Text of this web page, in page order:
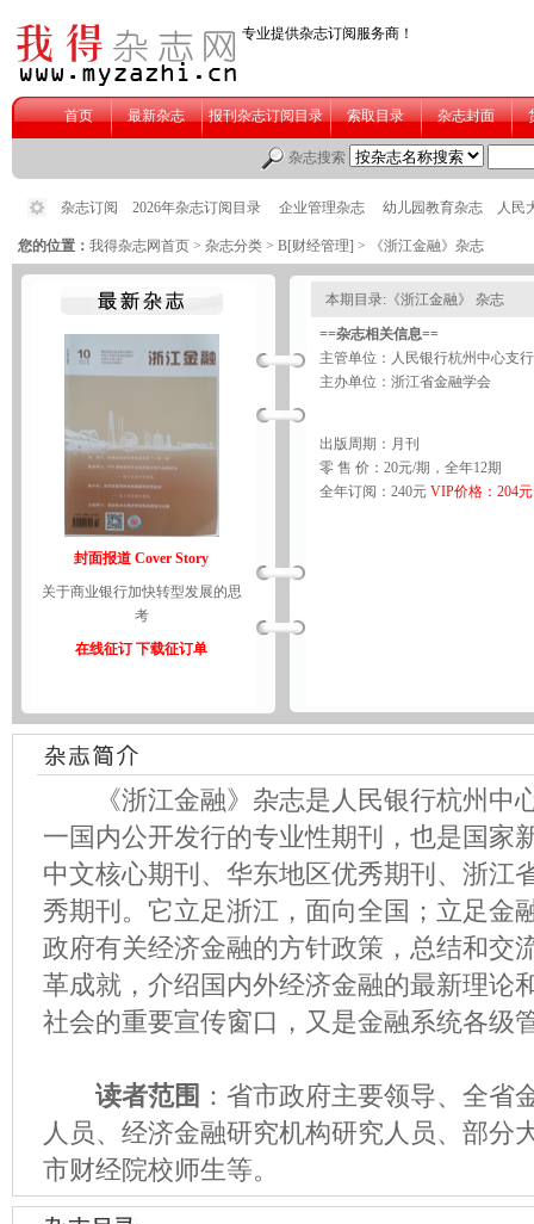
您的位置： 我得杂志网首页 > 杂志分类 > B[财经管理] > 《浙江金融》杂志
封面报道 Cover Story
关于商业银行加快转型发展的思
考
在线征订 下载征订单
本期目录:《浙江金融》 杂志
==杂志相关信息==
主管单位：人民银行杭州中心支行
主办单位：浙江省金融学会
出版周期：月刊
零 售 价：20元/期，全年12期
全年订阅：240元 VIP价格：204元
《浙江金融》杂志是人民银行杭州中
一国内公开发行的专业性期刊，也是国家
中文核心期刊、华东地区优秀期刊、浙江
秀期刊。它立足浙江，面向全国；立足金
政府有关经济金融的方针政策，总结和交
革成就，介绍国内外经济金融的最新理论
社会的重要宣传窗口，又是金融系统各级
读者范围 ：省市政府主要领导、全省
人员、经济金融研究机构研究人员、部分
市财经院校师生等。